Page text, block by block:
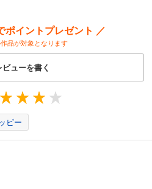
ポイントプレゼント ／
品が対象となります
ビューを書く
ピー